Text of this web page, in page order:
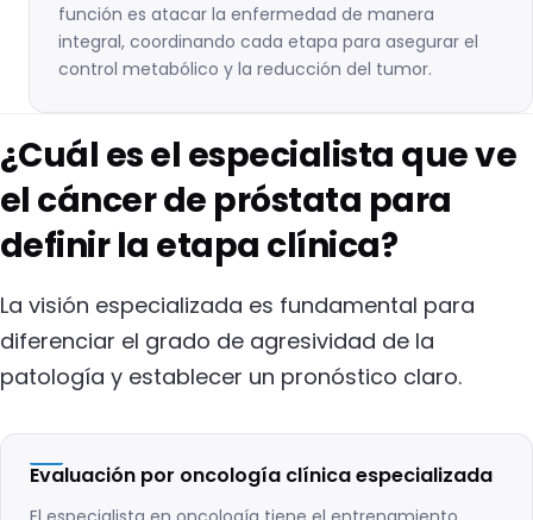
función es atacar la enfermedad de manera
integral, coordinando cada etapa para asegurar el
control metabólico y la reducción del tumor.
¿Cuál es el especialista que ve
el cáncer de próstata para
definir la etapa clínica?
La visión especializada es fundamental para
diferenciar el grado de agresividad de la
patología y establecer un pronóstico claro.
Evaluación por oncología clínica especializada